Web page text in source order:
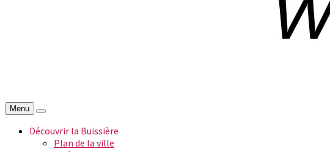
Menu
Découvrir la Buissière
Plan de la ville